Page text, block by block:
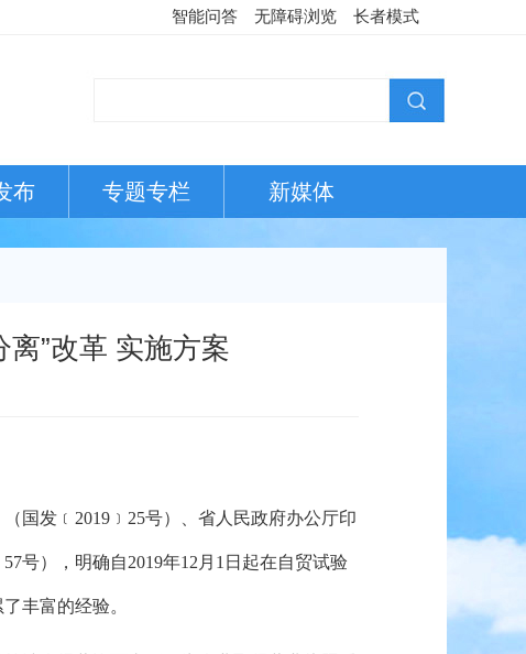
智能问答 无障碍浏览 长者模式
布 专题专栏 新媒体
”改革 实施方案
国发﹝2019﹞25号）、 省人民政府办公厅印
号）， 明确自2019年12月1日起在自贸试验
丰富的经验。